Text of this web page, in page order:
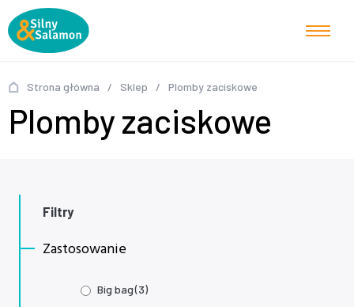
Strona główna / Sklep / Plomby zaciskowe
Plomby zaciskowe
Filtry
Zastosowanie
Big bag(3)